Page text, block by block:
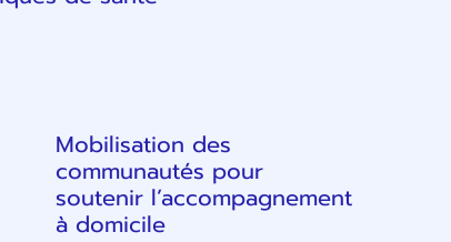
Mobilisation des
communautés pour
soutenir l’accompagnement
à domicile